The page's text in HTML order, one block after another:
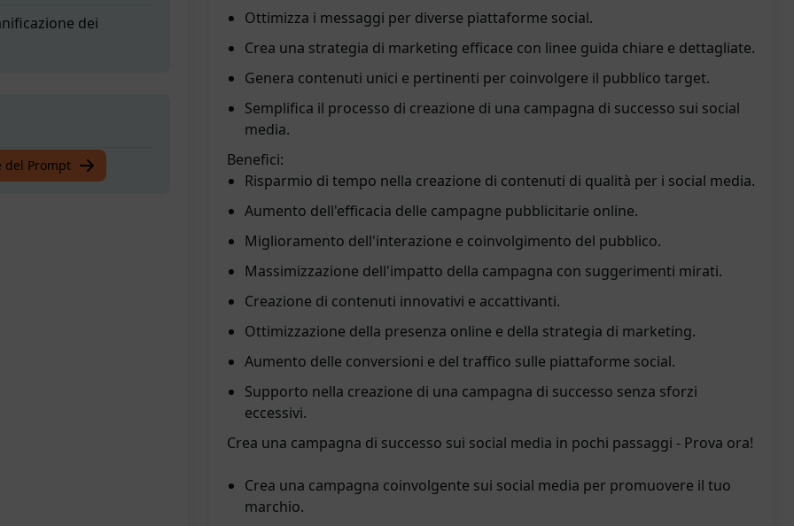
dei
del Prompt
Ottimizza i messaggi per diverse piattaforme social.
Crea una strategia di marketing efficace con linee guida chiare e dettagliate.
Genera contenuti unici e pertinenti per coinvolgere il pubblico target.
Semplifica il processo di creazione di una campagna di successo sui social
media.
Benefici:
Risparmio di tempo nella creazione di contenuti di qualità per i social media.
Aumento dell'efficacia delle campagne pubblicitarie online.
Miglioramento dell'interazione e coinvolgimento del pubblico.
Massimizzazione dell'impatto della campagna con suggerimenti mirati.
Creazione di contenuti innovativi e accattivanti.
Ottimizzazione della presenza online e della strategia di marketing.
Aumento delle conversioni e del traffico sulle piattaforme social.
Supporto nella creazione di una campagna di successo senza sforzi
eccessivi.
Crea una campagna di successo sui social media in pochi passaggi - Prova ora!
Crea una campagna coinvolgente sui social media per promuovere il tuo
marchio.